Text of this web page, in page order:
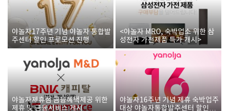
야놀자17주년 기념 야놀자 통합발
주센터 할인 프로모션 진행
<야놀자 MRO, 숙박업소 위한 삼
성전자 가전제품 특가 개시>
야놀자제휴점 금융혜택제공 위한
제휴 및 금융서비스 게시
야놀자16주년 기념 제휴 숙박업주
대상 야놀자통합발주센터 할인쿠